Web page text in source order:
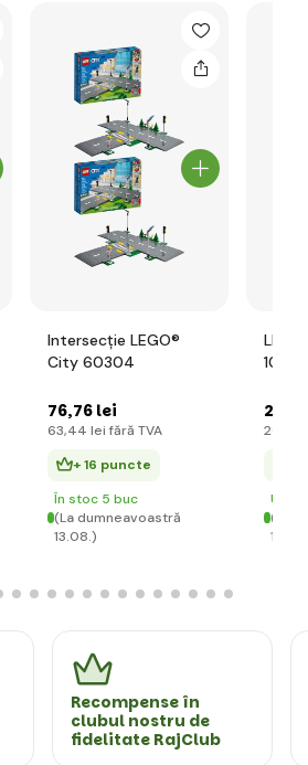
Intersecție LEGO®
City 60304
76,76 lei
63,44 lei fără TVA
+ 16 puncte
În stoc 5 buc
(La dumneavoastră
13.08.)
242
200
(La
Recompense în
clubul nostru de
fidelitate RajClub